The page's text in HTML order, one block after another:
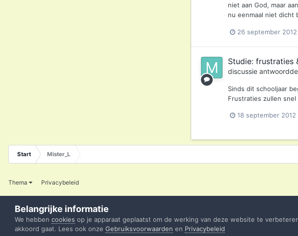
niet aan God, maar
nu eenmaal niet dicht
26 september 2012
Studie: frustraties
discussie
Sinds dit schooljaar
Frustraties zullen
18 september 2012
Start Mister_L
Thema Privacybeleid
Belangrijke informatie
We hebben cookies op je apparaat geplaatst om de werking van deze website te
akkoord gaat. Lees ook onze Gebruiksvoorwaarden en Privacybeleid